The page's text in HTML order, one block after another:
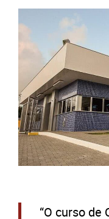
“O curso